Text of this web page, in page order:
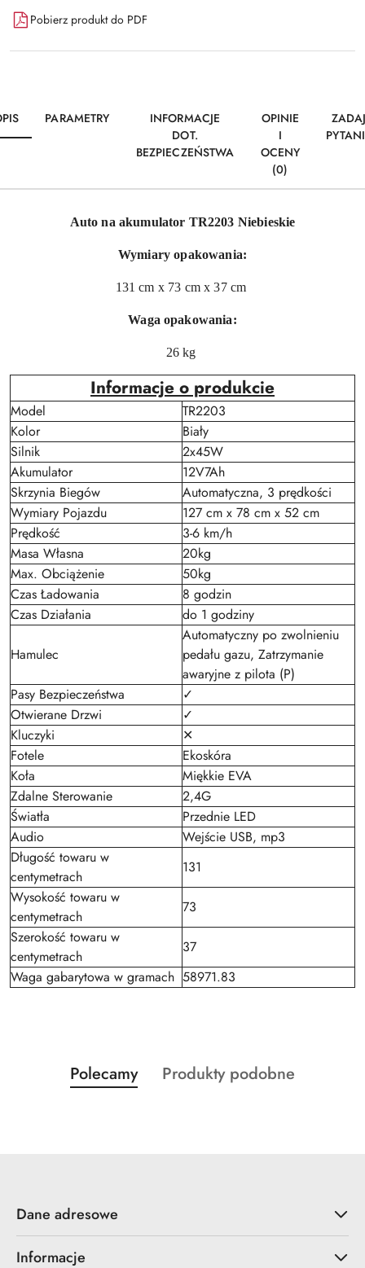
Pobierz produkt do PDF
PARAMETRY
INFORMACJE
DOT.
BEZPIECZEŃSTWA
OPINIE
I
OCENY
(0)
Auto na akumulator TR2203 Niebieskie
Wymiary opakowania:
131 cm x 73 cm x 37 cm
Waga opakowania:
26 kg
Informacje o produkcie
Model
TR2203
Kolor
Biały
Silnik
2x45W
Akumulator
12V7Ah
Skrzynia Biegów
Automatyczna, 3 prędkości
Wymiary Pojazdu
127 cm x 78 cm x 52 cm
Prędkość
3-6 km/h
Masa Własna
20kg
Max. Obciążenie
50kg
Czas Ładowania
8 godzin
Czas Działania
do 1 godziny
Hamulec
Automatyczny po zwolnieniu
pedału gazu, Zatrzymanie
awaryjne z pilota (P)
Pasy Bezpieczeństwa
✓
Otwierane Drzwi
✓
Kluczyki
✕
Fotele
Ekoskóra
Koła
Miękkie EVA
Zdalne Sterowanie
2,4G
Światła
Przednie LED
Audio
Wejście USB, mp3
Długość towaru w
centymetrach
131
Wysokość towaru w
centymetrach
73
Szerokość towaru w
centymetrach
37
Waga gabarytowa w gramach 58971.83
Pomiń karuzelę produktów
Produkty
o
Polecamy
Produkty
Produkty podobne
Dane adresowe
Informacje